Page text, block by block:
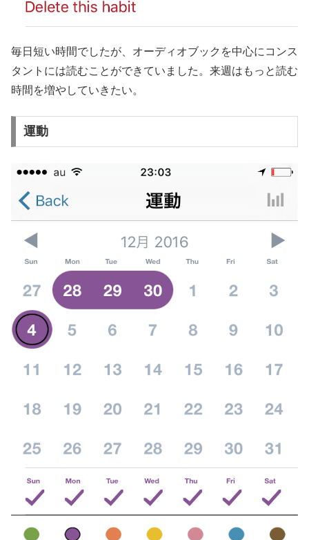
毎日短い時間でしたが、オーディオブックを中心にコンス
タントには読むことができていました。来週はもっと読む
時間を増やしていきたい。
運動